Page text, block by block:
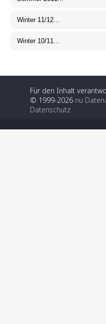
Für den Inhalt
© 1999-2026 nu
Datenschutz